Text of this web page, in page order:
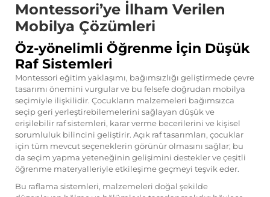
Montessori’ye İlham Verilen
Mobilya Çözümleri
Öz-yönelimli Öğrenme İçin Düşük
Raf Sistemleri
Montessori eğitim yaklaşımı, bağımsızlığı geliştirmede çevre
tasarımı önemini vurgular ve bu felsefe doğrudan mobilya
seçimiyle ilişkilidir. Çocukların malzemeleri bağımsızca
seçip geri yerleştirebilemelerini sağlayan düşük ve
erişilebilir raf sistemleri, karar verme becerilerini ve kişisel
sorumluluk bilincini geliştirir. Açık raf tasarımları, çocuklar
için tüm mevcut seçeneklerin görünür olmasını sağlar; bu
da seçim yapma yeteneğinin gelişimini destekler ve çeşitli
öğrenme materyalleriyle etkileşime geçmeyi teşvik eder.
Bu raflama sistemleri, malzemeleri doğal şekilde